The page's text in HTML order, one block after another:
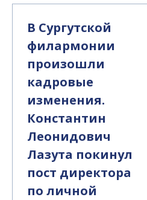
В Сургутской
филармонии
произошли
кадровые
изменения.
Константин
Леонидович
Лазута покинул
пост директора
по личной